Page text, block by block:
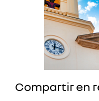
Compartir en